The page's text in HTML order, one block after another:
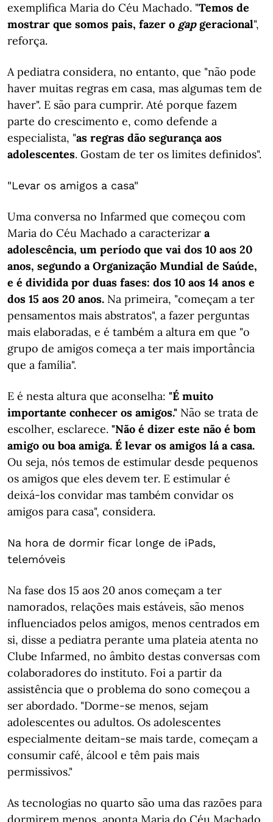
exemplifica Maria do Céu Machado. "Temos de
mostrar que somos pais, fazer o gapgeracional",
reforça.
A pediatra considera, no entanto, que "não pode
haver muitas regras em casa, mas algumas tem de
haver". E são para cumprir. Até porque fazem
parte do crescimento e, como defende a
especialista, "as regras dão segurança aos
adolescentes. Gostam de ter os limites definidos".
"Levar os amigos a casa"
Uma conversa no Infarmed que começou com
Maria do Céu Machado a caracterizar a
adolescência, um período que vai dos 10 aos 20
anos, segundo a Organização Mundial de Saúde,
e é dividida por duas fases: dos 10 aos 14 anos e
dos 15 aos 20 anos. Na primeira, "começam a ter
pensamentos mais abstratos", a fazer perguntas
mais elaboradas, e é também a altura em que "o
grupo de amigos começa a ter mais importância
que a família".
E é nesta altura que aconselha: "É muito
importante conhecer os amigos." Não se trata de
escolher, esclarece. "Não é dizer este não é bom
amigo ou boa amiga. É levar os amigos lá a casa.
Ou seja, nós temos de estimular desde pequenos
os amigos que eles devem ter. E estimular é
deixá-los convidar mas também convidar os
amigos para casa", considera.
Na hora de dormir ficar longe de iPads,
telemóveis
Na fase dos 15 aos 20 anos começam a ter
namorados, relações mais estáveis, são menos
influenciados pelos amigos, menos centrados em
si, disse a pediatra perante uma plateia atenta no
Clube Infarmed, no âmbito destas conversas com
colaboradores do instituto. Foi a partir da
assistência que o problema do sono começou a
ser abordado. "Dorme-se menos, sejam
adolescentes ou adultos. Os adolescentes
especialmente deitam-se mais tarde, começam a
consumir café, álcool e têm pais mais
permissivos."
As tecnologias no quarto são uma das razões para